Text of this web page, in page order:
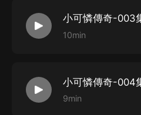
小可憐傳奇-003
10min
小可憐傳奇-004
9min